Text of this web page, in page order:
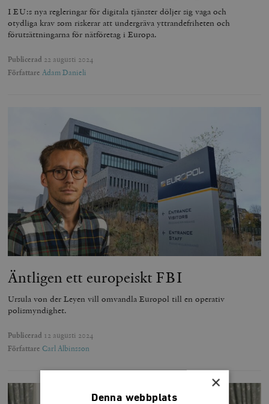
I EU:s nya regleringar för digitala tjänster döljer sig vaga och
otydliga krav som riskerar att undergräva yttrandefriheten och
förutsättningarna för nätföretag i Europa.
Publicerad 22 augusti 2024
Författare Adam Danieli
Äntligen ett europeiskt FBI
Ursula von der Leyen vill omvandla Europol till en operativ
polismyndighet.
Publicerad 12 augusti 2024
Författare Carl Albinsson
×
Denna webbplats